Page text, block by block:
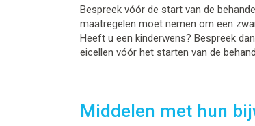
Bespreek vóór de start van de
maatregelen moet nemen om een
Heeft u een kinderwens? Bespreek
eicellen vóór het starten van de
Middelen met hun